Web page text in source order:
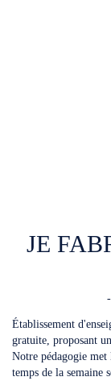
JE
Établissement
gratuite, proposant
Notre pédagogie
temps de la semaine